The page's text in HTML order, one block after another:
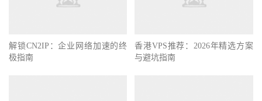
解锁CN2IP：企业网络加速的终
极指南
香港VPS推荐：2026年精选方案
与避坑指南